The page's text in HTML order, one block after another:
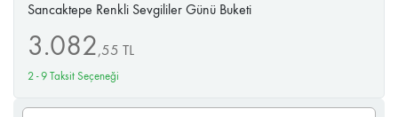
Sancaktepe Renkli Sevgililer Günü Buketi
3.082,55 TL
2 - 9 Taksit Seçeneği